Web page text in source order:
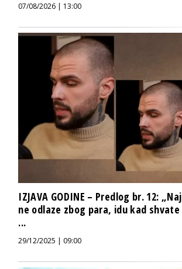
07/08/2026 | 13:00
IZJAVA GODINE – Predlog br. 12:
ne odlaze zbog para, idu kad
...
29/12/2025 | 09:00